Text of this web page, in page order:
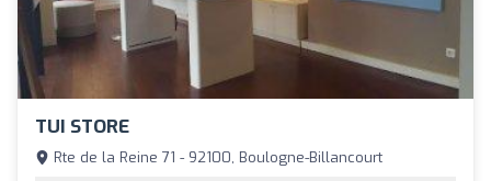
TUI STORE
Rte de la Reine 71 - 92100, Boulogne-Billancourt